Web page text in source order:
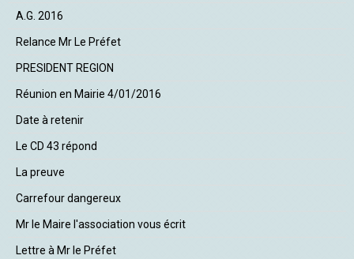
A.G. 2016
Relance Mr Le Préfet
PRESIDENT REGION
Réunion en Mairie 4/01/2016
Date à retenir
Le CD 43 répond
La preuve
Carrefour dangereux
Mr le Maire l'association vous écrit
Lettre à Mr le Préfet